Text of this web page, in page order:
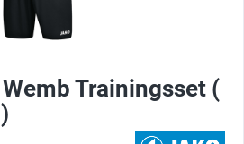
Trainingsset (